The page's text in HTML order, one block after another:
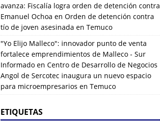
avanza: Fiscalía logra orden de detención contra
Emanuel Ochoa en Orden de detención contra
tío de joven asesinada en Temuco
"Yo Elijo Malleco": innovador punto de venta
fortalece emprendimientos de Malleco - Sur
Informadoen Centro de Desarrollo de Negocios
Angol de Sercotec inaugura un nuevo espacio
para microempresarios en Temuco
ETIQUETAS